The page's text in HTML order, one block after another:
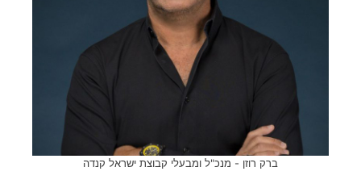
ברק רוזן - מנכ"ל ומבעלי קבוצת ישראל קנדה